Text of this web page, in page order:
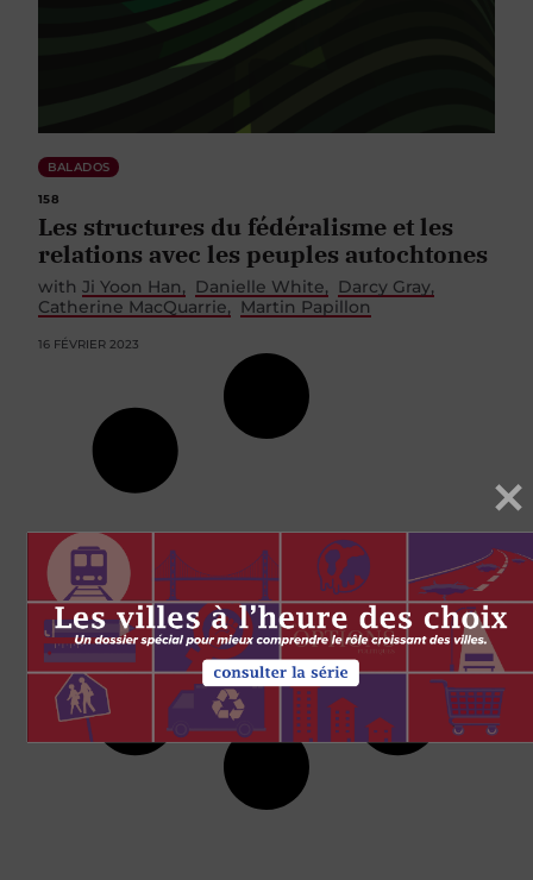
BALADOS
158
Les structures du fédéralisme et les
relations avec les peuples autochtones
with Ji Yoon Han Danielle White
Darcy Gray
Catherine MacQuarrie
Martin Papillon
16 FÉVRIER 2023